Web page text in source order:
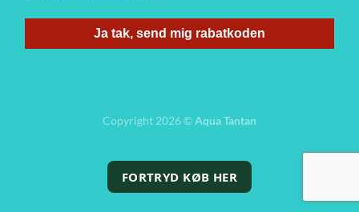
Ja tak, send mig rabatkoden
Copyright 2026 ©Aqua Tantan
FORTRYD KØB HER